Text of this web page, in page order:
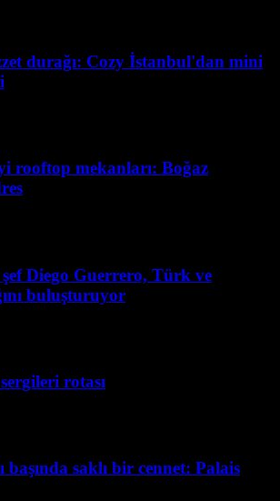
durağı: Cozy İstanbul'dan mini
rooftop mekanları: Boğaz
şef Diego Guerrero, Türk ve
buluşturuyor
rotası
başında saklı bir cennet: Palais